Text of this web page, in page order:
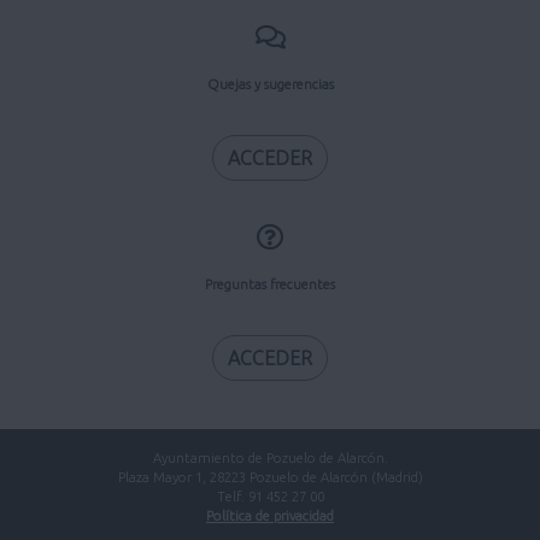
Quejas y sugerencias
ACCEDER
Preguntas frecuentes
ACCEDER
Ayuntamiento de Pozuelo de Alarcón.
Plaza Mayor 1, 28223 Pozuelo de Alarcón (Madrid)
Telf. 91 452 27 00
Política de privacidad